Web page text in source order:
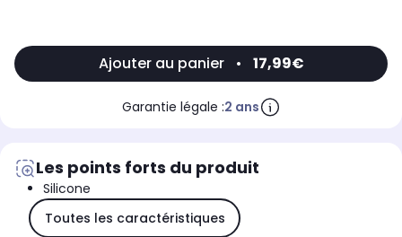
Ajouter au panier • 17,99€
Garantie légale :2 ans
Les points forts du produit
Silicone
Toutes les caractéristiques